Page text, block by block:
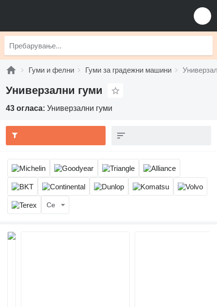
Гуми и фелни Гуми за градежни машини
Универзални гуми
43 огласа: Универзални гуми
Се